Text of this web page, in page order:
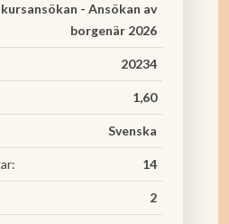
- Ansökan av
borgenär 2026
20234
1,60
Svenska
14
2